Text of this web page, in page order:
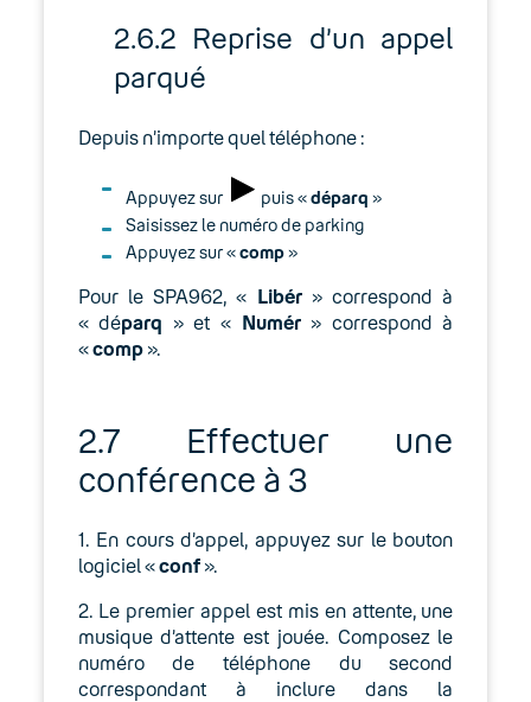
2.6.2 Reprise d’un appel
parqué
Depuis n’importe quel téléphone :
Appuyez sur puis «déparq »
Saisissez le numéro de parking
Appuyez sur «comp»
Pour le SPA962, « Libér» correspond à
« déparq » et « Numér» correspond à
«comp».
2.7 Effectuer une
conférence à 3
1. En cours d’appel, appuyez sur le bouton
logiciel «conf».
2. Le premier appel est mis en attente, une
musique d’attente est jouée. Composez le
numéro de téléphone du second
correspondant à inclure dans la